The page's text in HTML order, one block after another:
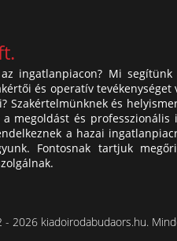
ingatlanpiacon? Mi
és operatív
Szakértelmünknek és
megoldást és
a hazai
Fontosnak tartjuk
- 2026 kiadoirodabudaors.hu.